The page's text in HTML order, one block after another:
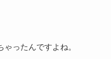
ったんですよね。